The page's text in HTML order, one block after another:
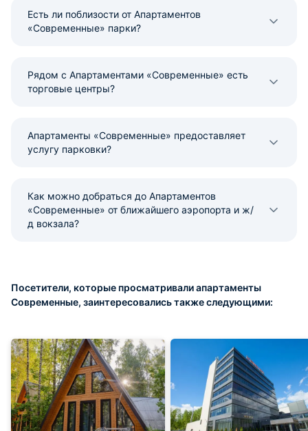
Есть ли поблизости от Апартаментов
«Современные» парки?
Рядом с Апартаментами «Современные» есть
торговые центры?
Апартаменты «Современные» предоставляет
услугу парковки?
Как можно добраться до Апартаментов
«Современные» от ближайшего аэропорта и ж/
д вокзала?
Посетители, которые просматривали апартаменты
Современные, заинтересовались также следующими: